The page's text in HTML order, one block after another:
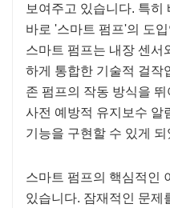
보여주고 있습니다. 특히
바로 '스마트 펌프'의 도
스마트 펌프는 내장 센서
하게 통합한 기술적 걸작
존 펌프의 작동 방식을
사전 예방적 유지보수 알
기능을 구현할 수 있게 되
스마트 펌프의 핵심적인
있습니다. 잠재적인 문제